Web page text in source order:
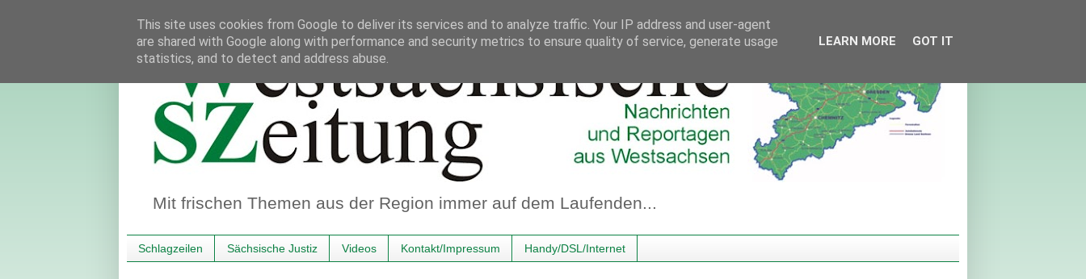
Mit frischen Themen aus der Region immer auf dem Laufenden...
Schlagzeilen Sächsische Justiz Videos Kontakt/Impressum Handy/DSL/Internet
This site uses cookies from Google to deliver its services and to analyze traffic. Your IP address and user-agent
are shared with Google along with performance and security metrics to ensure quality of service, generate usage
statistics, and to detect and address abuse.
LEARN MORE GOT IT